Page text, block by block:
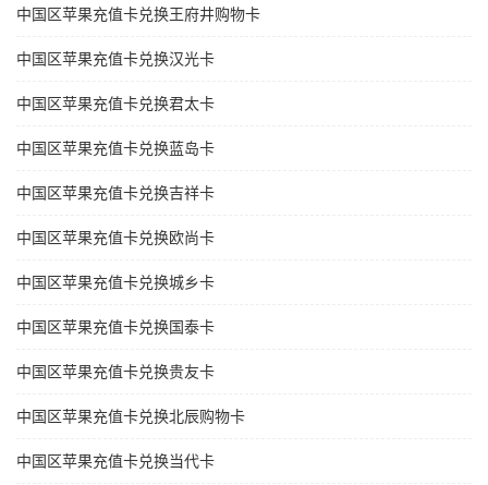
中国区苹果充值卡兑换王府井购物卡
中国区苹果充值卡兑换汉光卡
中国区苹果充值卡兑换君太卡
中国区苹果充值卡兑换蓝岛卡
中国区苹果充值卡兑换吉祥卡
中国区苹果充值卡兑换欧尚卡
中国区苹果充值卡兑换城乡卡
中国区苹果充值卡兑换国泰卡
中国区苹果充值卡兑换贵友卡
中国区苹果充值卡兑换北辰购物卡
中国区苹果充值卡兑换当代卡